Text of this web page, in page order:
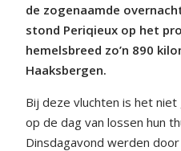
de zogenaamde
stond Periqieux op het
hemelsbreed zo’n 890
Haaksbergen.
Bij deze vluchten is het
op de dag van lossen hun
Dinsdagavond werden